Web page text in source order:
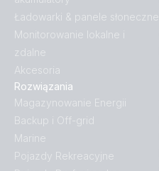
Ładowarki & panele słoneczne
Monitorowanie lokalne i
zdalne
Akcesoria
Rozwiązania
Magazynowanie Energii
Backup i Off-grid
Marine
Pojazdy Rekreacyjne